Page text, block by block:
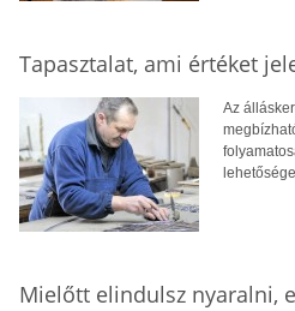
Tapasztalat, ami értéket
Az
Mielőtt elindulsz nyaralni,